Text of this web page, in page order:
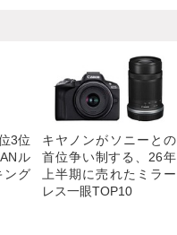
3位
ル
ング
キヤノンがソニーとの
首位争い制する、26年
上半期に売れたミラー
レス一眼TOP10